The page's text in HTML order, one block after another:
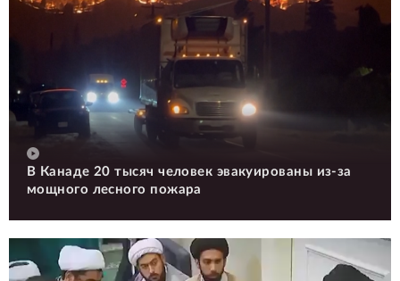
В Канаде 20 тысяч человек эвакуированы из-за
мощного лесного пожара